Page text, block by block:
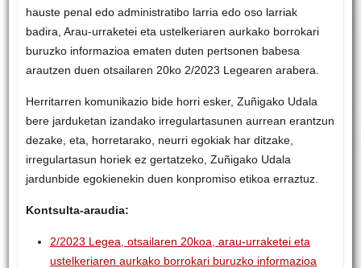
hauste penal edo administratibo larria edo oso larriak
badira, Arau-urraketei eta ustelkeriaren aurkako borrokari
buruzko informazioa ematen duten pertsonen babesa
arautzen duen otsailaren 20ko 2/2023 Legearen arabera.
Herritarren komunikazio bide horri esker, Zuñigako Udala
bere jarduketan izandako irregulartasunen aurrean erantzun
dezake, eta, horretarako, neurri egokiak har ditzake,
irregulartasun horiek ez gertatzeko, Zuñigako Udala
jardunbide egokienekin duen konpromiso etikoa erraztuz.
Kontsulta-araudia:
2/2023 Legea, otsailaren 20koa, arau-urraketei eta
ustelkeriaren aurkako borrokari buruzko informazioa